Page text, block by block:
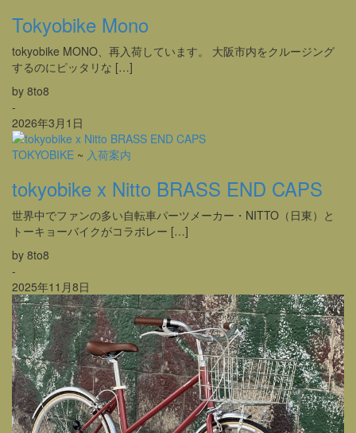
Tokyobike Mono
tokyobike MONO、再入荷しています。 大阪市内をクルージング
するのにピッタリな […]
by 8to8
-
2026年3月1日
TOKYOBIKE ~ 入荷案内
tokyobike x Nitto BRASS END CAPS
世界中でファンの多い自転車パーツメーカー・NITTO（日東）と
トーキョーバイクがコラボレー […]
by 8to8
-
2025年11月8日